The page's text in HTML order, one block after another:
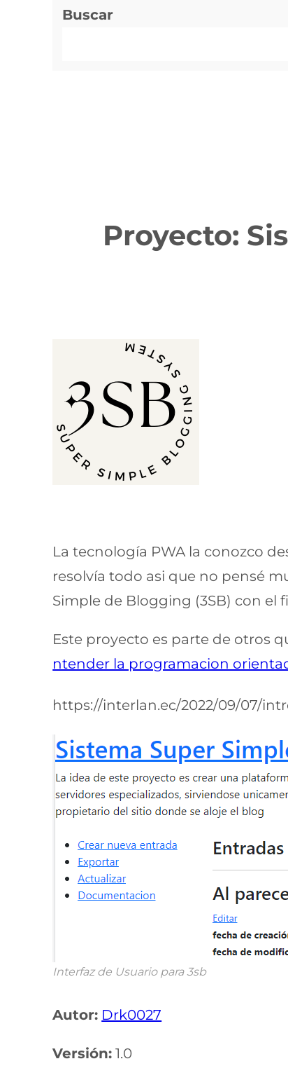
Buscar
Proyecto:
La tecnología PWA la conozco
resolvía todo asi que no pensé
Simple de Blogging (3SB) con el
Este proyecto es parte de otros
ntender la programacion
https://interlan.ec/2022/09/07/
Interfaz de Usuario para 3sb
Autor: Drk0027
Versión: 1.0